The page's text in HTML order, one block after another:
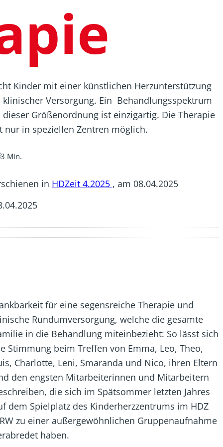
Kinder mit einer künstlichen Herzunterstützung
klinischer Versorgung. Ein Behandlungsspektrum
dieser Größenordnung ist einzigartig. Die Therapie
nur in speziellen Zentren möglich.
3 Min.
in HDZeit 4.2025 , am 08.04.2025
für eine segensreiche Therapie und
Rundumversorgung, welche die gesamte
in die Behandlung miteinbezieht: So lässt sich
Stimmung beim Treffen von Emma, Leo, Theo,
Charlotte, Leni, Smaranda und Nico, ihren Eltern
den engsten Mitarbeiterinnen und Mitarbeitern
die sich im Spätsommer letzten Jahres
dem Spielplatz des Kinderherzzentrums im HDZ
zu einer außergewöhnlichen Gruppenaufnahme
haben.